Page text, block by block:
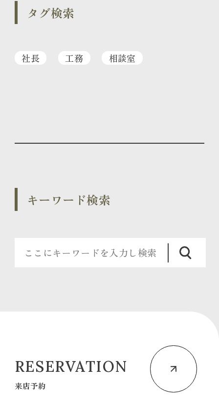
タグ検索
社長 工務 相談室
キーワード検索
RESERVATION
来店予約